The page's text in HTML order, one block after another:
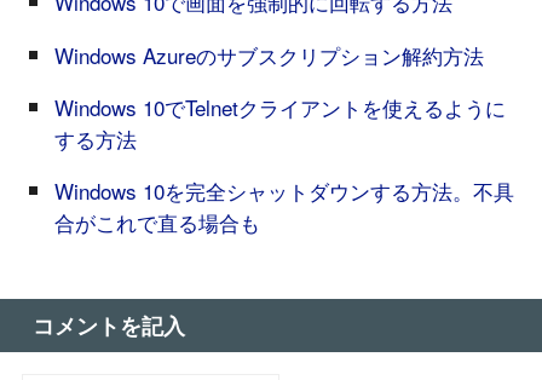
Windows Azureのサブスクリプション解約方法
Windows 10でTelnetクライアントを使えるように
する方法
Windows 10を完全シャットダウンする方法。不具
合がこれで直る場合も
コメントを記入